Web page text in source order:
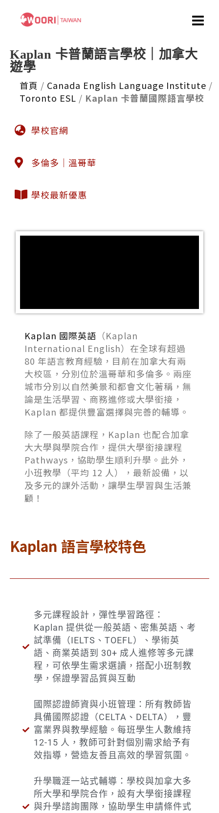
Kaplan 卡普蘭語言學校｜加拿大
遊學
首頁 / Canada English Language Institute /
Toronto ESL / Kaplan 卡普蘭國際語言學校
學校官網
多倫多｜溫哥華
學校最新優惠
Kaplan 國際英語 （Kaplan
International English）在全球有超過
80 年語言教育經驗，目前在加拿大有兩
大校區，分別位於溫哥華和多倫多。兩座
城市分別以自然美景和都會文化著稱，無
論是生活學習、商務進修或大學銜接，
Kaplan 都提供豐富選擇與完善的輔導。
除了一般英語課程，Kaplan 也配合加拿
大大學與學院合作，提供大學銜接課程
Pathways，協助學生順利升學。此外，
小班教學（平均 12 人），最新設備，以
及多元的課外活動，讓學生學習與生活兼
顧！
Kaplan 語言學校特色
多元課程設計，彈性學習路徑：
Kaplan 提供從一般英語、密集英語、考
試準備（IELTS、TOEFL）、學術英
語、商業英語到 30+ 成人進修等多元課
程，可依學生需求選讀，搭配小班制教
學，保證學習品質與互動
國際認證師資與小班管理：所有教師皆
具備國際認證（CELTA、DELTA），豐
富業界與教學經驗。每班學生人數維持
12-15 人，教師可針對個別需求給予有
效指導，營造友善且高效的學習氛圍。
升學職涯一站式輔導：學校與加拿大多
所大學和學院合作，設有大學銜接課程
與升學諮詢團隊，協助學生申請條件式